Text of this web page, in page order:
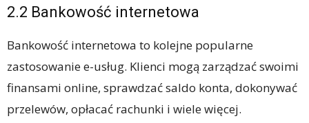
2.2 Bankowość internetowa
Bankowość internetowa to kolejne popularne
zastosowanie e-usług. Klienci mogą zarządzać swoimi
finansami online, sprawdzać saldo konta, dokonywać
przelewów, opłacać rachunki i wiele więcej.